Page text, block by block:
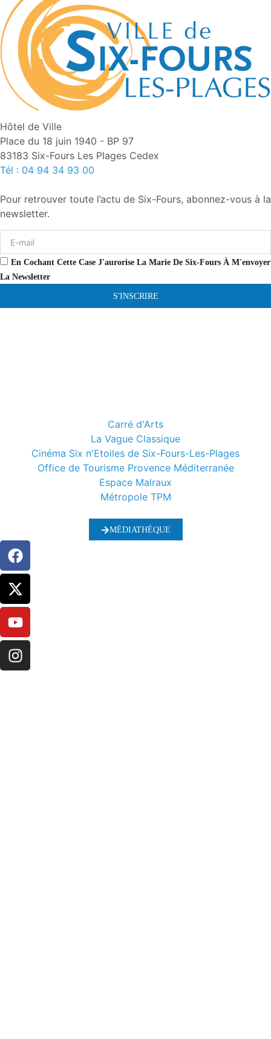
Hôtel de Ville
Place du 18 juin 1940 - BP 97
83183 Six-Fours Les Plages Cedex
Tél : 04 94 34 93 00
Pour retrouver toute l’actu de Six-Fours, abonnez-vous à la
newsletter.
En Cochant Cette Case J'aurorise La Marie De Six-Fours À M'envoyer
La Newsletter
S'INSCRIRE
Carré d'Arts
La Vague Classique
Cinéma Six n'Etoiles de Six-Fours-Les-Plages
Office de Tourisme Provence Méditerranée
Espace Malraux
Métropole TPM
MÉDIATHÈQUE